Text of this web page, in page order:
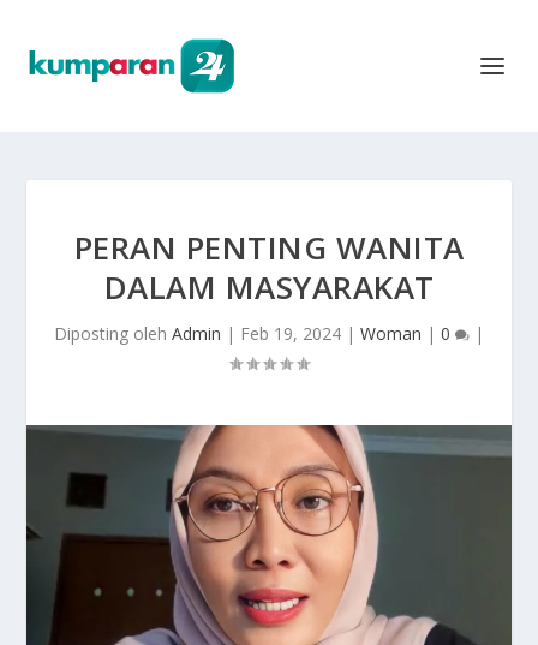
PERAN PENTING WANITA
DALAM MASYARAKAT
Diposting oleh Admin | Feb 19, 2024 | Woman | 0 |